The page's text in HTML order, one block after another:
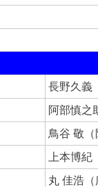
長野久義
阿部慎之
鳥谷 敬（
上本博紀
丸 佳浩（